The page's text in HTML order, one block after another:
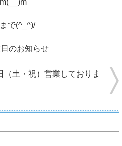
で(^_^)/
のお知らせ
（土・祝）営業しておりま